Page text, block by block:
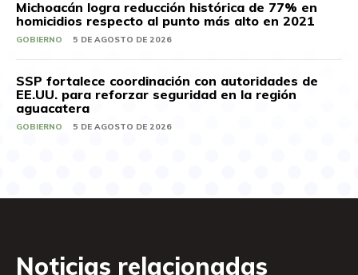
Michoacán logra reducción histórica de 77% en
homicidios respecto al punto más alto en 2021
GOBIERNO 5 DE AGOSTO DE 2026
SSP fortalece coordinación con autoridades de
EE.UU. para reforzar seguridad en la región
aguacatera
GOBIERNO 5 DE AGOSTO DE 2026
Noticias relacionadas